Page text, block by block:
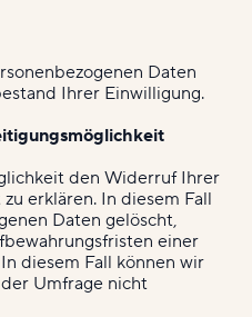
Daten
Ihrer Einwilligung.
den Widerruf Ihrer
erklären. In diesem Fall
Daten gelöscht,
einer
diesem Fall können wir
Umfrage nicht